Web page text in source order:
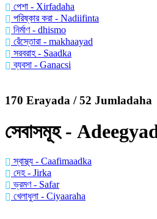
পেশা - Xirfadaha
পরিষ্কার করা - Nadiifinta
নির্মাণ - dhismo
রেঁস্তোরা - makhaayad
সরবরাহ - Saadka
ব্যবসা - Ganacsi
170 Erayada / 52 Jumladaha
সেবাসমূহ -
স্বাস্থ্য - Caafimaadka
দেহ - Jirka
ভ্রমণ - Safar
খেলাধুলা - Ciyaaraha